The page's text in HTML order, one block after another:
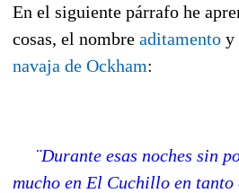
En el siguiente párrafo he
cosas, el nombre aditamento y
navaja de Ockham:
¨Durante esas noches sin
mucho en El Cuchillo en tanto